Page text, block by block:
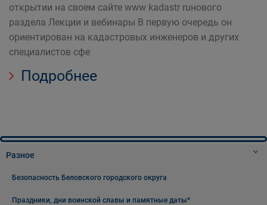
открытии на своем сайте www kadastr ruнового
раздела Лекции и вебинары В первую очередь он
ориентирован на кадастровых инженеров и других
специалистов сфе
Подробнее
Разное
Безопасность Беловского городского округа
Праздники, дни воинской славы и памятные даты*